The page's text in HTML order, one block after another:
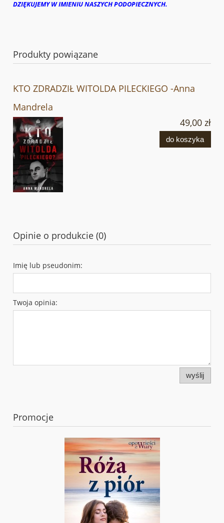
DZIĘKUJEMY W IMIENIU NASZYCH PODOPIECZNYCH.
Produkty powiązane
KTO ZDRADZIŁ WITOLDA PILECKIEGO -Anna
Mandrela
49,00 zł
do koszyka
Opinie o produkcie (0)
Imię lub pseudonim:
Twoja opinia:
wyślij
Promocje